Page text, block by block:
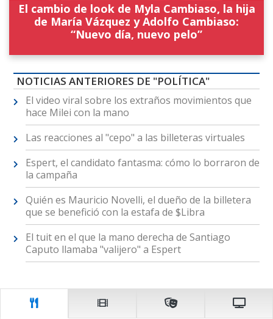
El cambio de look de Myla Cambiaso, la hija
de María Vázquez y Adolfo Cambiaso:
“Nuevo día, nuevo pelo”
NOTICIAS ANTERIORES DE "POLÍTICA"
El video viral sobre los extraños movimientos que
hace Milei con la mano
Las reacciones al "cepo" a las billeteras virtuales
Espert, el candidato fantasma: cómo lo borraron de
la campaña
Quién es Mauricio Novelli, el dueño de la billetera
que se benefició con la estafa de $Libra
El tuit en el que la mano derecha de Santiago
Caputo llamaba "valijero" a Espert